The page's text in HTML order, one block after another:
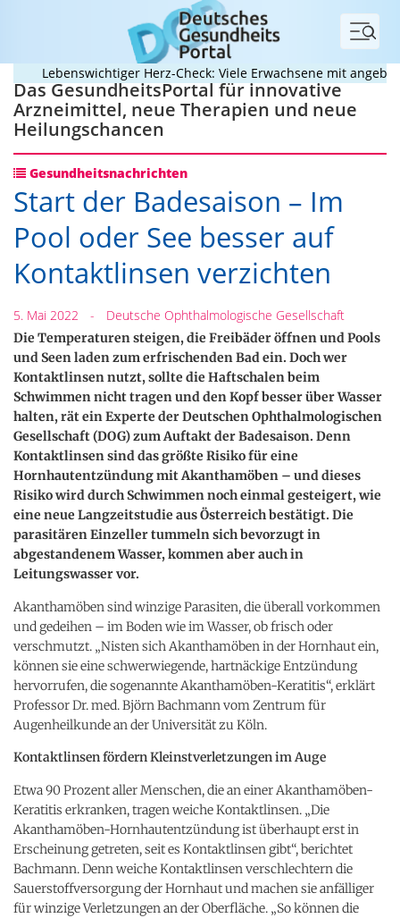
Menü
Lebenswichtiger Herz-Check: Viele Erwachsene mit
Das GesundheitsPortal für innovative
Arzneimittel, neue Therapien und neue
Heilungschancen
Gesundheitsnachrichten
Start der Badesaison – Im
Pool oder See besser auf
Kontaktlinsen verzichten
5. Mai 2022 - Deutsche Ophthalmologische Gesellschaft
Die Temperaturen steigen, die Freibäder öffnen und Pools
und Seen laden zum erfrischenden Bad ein. Doch wer
Kontaktlinsen nutzt, sollte die Haftschalen beim
Schwimmen nicht tragen und den Kopf besser über Wasser
halten, rät ein Experte der Deutschen Ophthalmologischen
Gesellschaft (DOG) zum Auftakt der Badesaison. Denn
Kontaktlinsen sind das größte Risiko für eine
Hornhautentzündung mit Akanthamöben – und dieses
Risiko wird durch Schwimmen noch einmal gesteigert, wie
eine neue Langzeitstudie aus Österreich bestätigt. Die
parasitären Einzeller tummeln sich bevorzugt in
abgestandenem Wasser, kommen aber auch in
Leitungswasser vor.
Akanthamöben sind winzige Parasiten, die überall vorkommen
und gedeihen – im Boden wie im Wasser, ob frisch oder
verschmutzt. „Nisten sich Akanthamöben in der Hornhaut ein,
können sie eine schwerwiegende, hartnäckige Entzündung
hervorrufen, die sogenannte Akanthamöben-Keratitis“, erklärt
Professor Dr. med. Björn Bachmann vom Zentrum für
Augenheilkunde an der Universität zu Köln.
Kontaktlinsen fördern Kleinstverletzungen im Auge
Etwa 90 Prozent aller Menschen, die an einer Akanthamöben-
Keratitis erkranken, tragen weiche Kontaktlinsen. „Die
Akanthamöben-Hornhautentzündung ist überhaupt erst in
Erscheinung getreten, seit es Kontaktlinsen gibt“, berichtet
Bachmann. Denn weiche Kontaktlinsen verschlechtern die
Sauerstoffversorgung der Hornhaut und machen sie anfälliger
für winzige Verletzungen an der Oberfläche. „So können die